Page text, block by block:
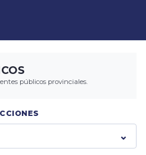
públicos provinciales.